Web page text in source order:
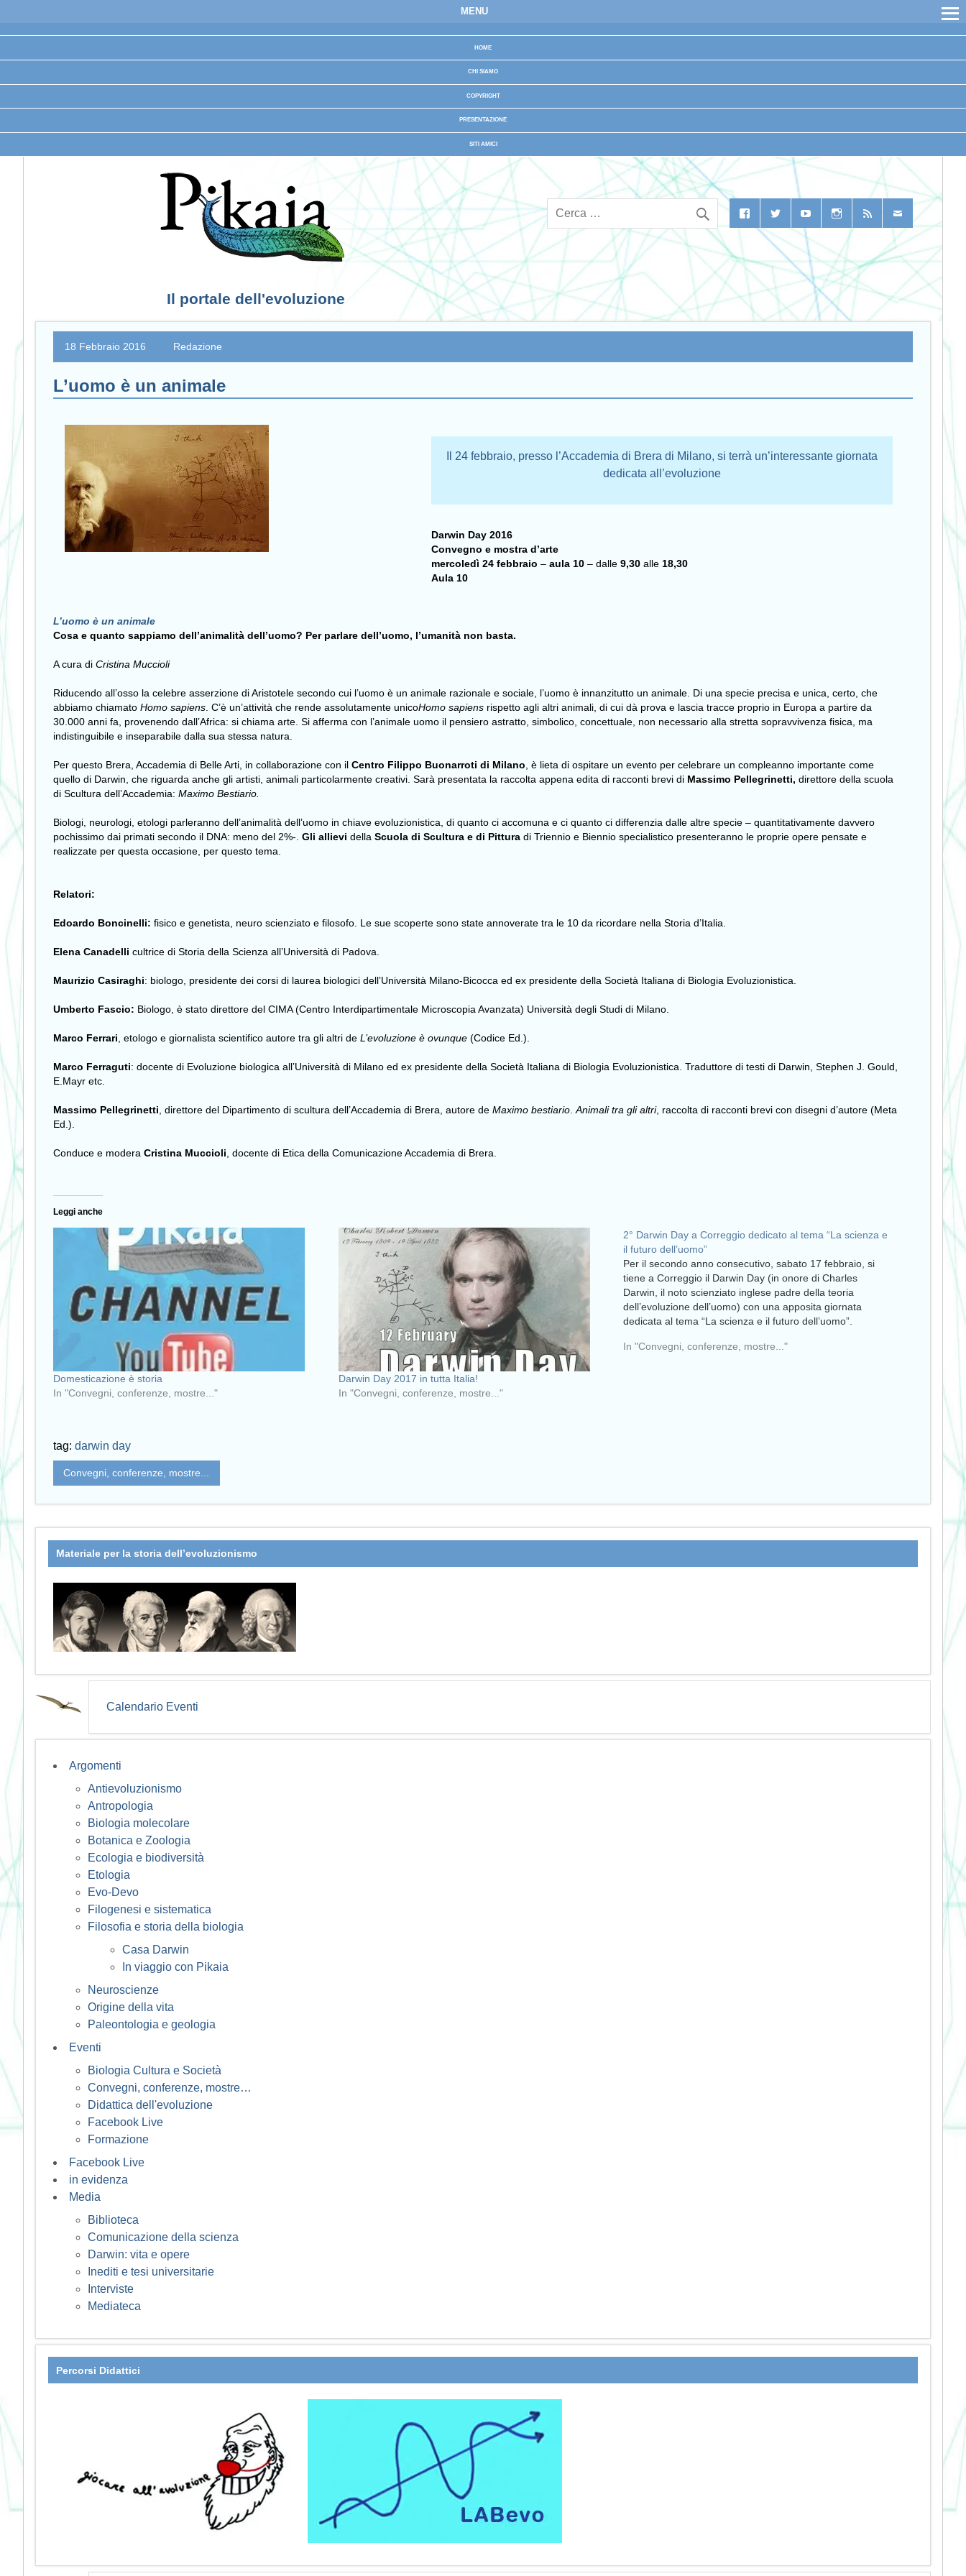
MENU
HOME
CHI SIAMO
COPYRIGHT
PRESENTAZIONE
SITI AMICI
Il portale dell'evoluzione
18 Febbraio 2016 Redazione
L’uomo è un animale
Il 24 febbraio, presso l’Accademia di Brera di Milano, si terrà un’interessante giornata
dedicata all’evoluzione
Darwin Day 2016
Convegno e mostra d’arte
mercoledì 24 febbraio –aula 10– dalle9,30 alle 18,30
Aula 10
L’uomo è un animale
Cosa e quanto sappiamo dell’animalità dell’uomo? Per parlare dell’uomo, l’umanità non basta.
A cura di Cristina Muccioli
Riducendo all’osso la celebre asserzione di Aristotele secondo cui l’uomo è un animale razionale e sociale, l’uomo è innanzitutto un animale. Di una specie precisa e unica, certo, che
abbiamo chiamato Homo sapiens . C’è un’attività che rende assolutamente unicoHomo sapiens rispetto agli altri animali, di cui dà prova e lascia tracce proprio in Europa a partire da
30.000 anni fa, provenendo dall’Africa: si chiama arte. Si afferma con l’animale uomo il pensiero astratto, simbolico, concettuale, non necessario alla stretta sopravvivenza fisica, ma
indistinguibile e inseparabile dalla sua stessa natura.
Per questo Brera, Accademia di Belle Arti, in collaborazione con il Centro Filippo Buonarroti di Milano , è lieta di ospitare un evento per celebrare un compleanno importante come
quello di Darwin, che riguarda anche gli artisti, animali particolarmente creativi. Sarà presentata la raccolta appena edita di racconti brevi di Massimo Pellegrinetti, direttore della scuola
di Scultura dell’Accademia: Maximo Bestiario.
Biologi, neurologi, etologi parleranno dell’animalità dell’uomo in chiave evoluzionistica, di quanto ci accomuna e ci quanto ci differenzia dalle altre specie – quantitativamente davvero
pochissimo dai primati secondo il DNA: meno del 2%-. Gli allievi della Scuola di Scultura e di Pittura di Triennio e Biennio specialistico presenteranno le proprie opere pensate e
realizzate per questa occasione, per questo tema.
Relatori:
Edoardo Boncinelli: fisico e genetista, neuro scienziato e filosofo. Le sue scoperte sono state annoverate tra le 10 da ricordare nella Storia d’Italia.
Elena Canadelli cultrice di Storia della Scienza all’Università di Padova.
Maurizio Casiraghi: biologo, presidente dei corsi di laurea biologici dell’Università Milano-Bicocca ed ex presidente della Società Italiana di Biologia Evoluzionistica.
Umberto Fascio: Biologo, è stato direttore del CIMA (Centro Interdipartimentale Microscopia Avanzata) Università degli Studi di Milano.
Marco Ferrari , etologo e giornalista scientifico autore tra gli altri de L’evoluzione è ovunque (Codice Ed.).
Marco Ferraguti: docente di Evoluzione biologica all’Università di Milano ed ex presidente della Società Italiana di Biologia Evoluzionistica. Traduttore di testi di Darwin, Stephen J. Gould,
E.Mayr etc.
Massimo Pellegrinetti , direttore del Dipartimento di scultura dell’Accademia di Brera, autore de Maximo bestiario Animali tra gli altri, raccolta di racconti brevi con disegni d’autore (Meta
Ed.).
Conduce e modera Cristina Muccioli , docente di Etica della Comunicazione Accademia di Brera.
Leggi anche
Domesticazione è storia
In "Convegni, conferenze, mostre..."
Darwin Day 2017 in tutta Italia!
In "Convegni, conferenze, mostre..."
2° Darwin Day a Correggio dedicato al tema “La scienza e
il futuro dell’uomo”
Per il secondo anno consecutivo, sabato 17 febbraio, si
tiene a Correggio il Darwin Day (in onore di Charles
Darwin, il noto scienziato inglese padre della teoria
dell’evoluzione dell’uomo) con una apposita giornata
dedicata al tema “La scienza e il futuro dell’uomo”.
In "Convegni, conferenze, mostre..."
tag: darwin day
Convegni, conferenze, mostre...
Materiale per la storia dell’evoluzionismo
Calendario Eventi
Argomenti
Antievoluzionismo
Antropologia
Biologia molecolare
Botanica e Zoologia
Ecologia e biodiversità
Etologia
Evo-Devo
Filogenesi e sistematica
Filosofia e storia della biologia
Casa Darwin
In viaggio con Pikaia
Neuroscienze
Origine della vita
Paleontologia e geologia
Eventi
Biologia Cultura e Società
Convegni, conferenze, mostre…
Didattica dell'evoluzione
Facebook Live
Formazione
Facebook Live
in evidenza
Media
Biblioteca
Comunicazione della scienza
Darwin: vita e opere
Inediti e tesi universitarie
Interviste
Mediateca
Percorsi Didattici